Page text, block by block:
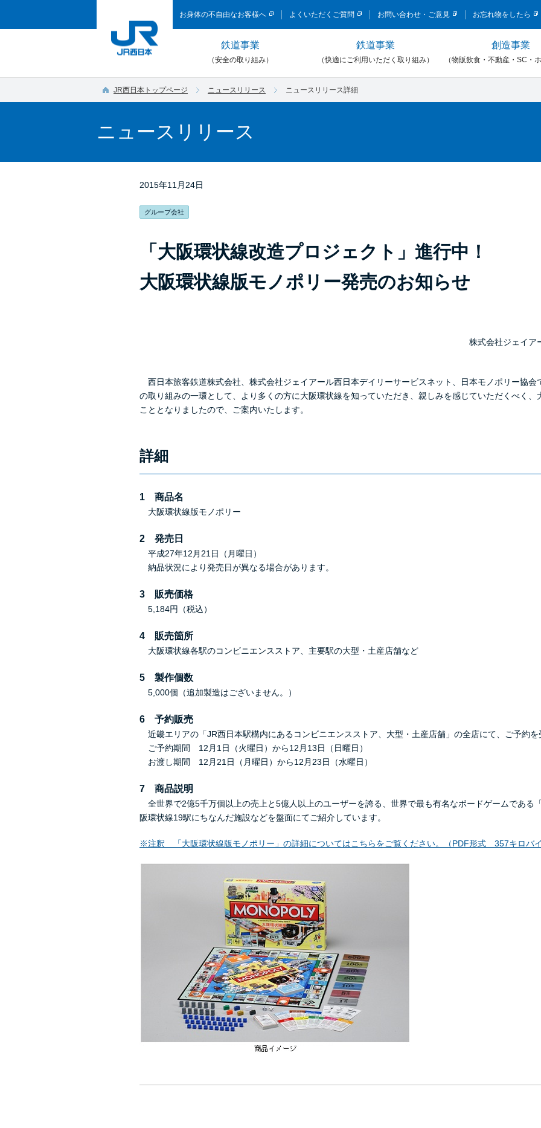
お身体の不自由なお客様へ よくいただくご質問 お問い合わせ・ご意見 お忘れ物をしたら
鉄道事業
（安全の取り組み）
鉄道事業
（快適にご利用いただく取り組み）
創造事業
（物販飲食・不動産・SC・
JR西日本トップページ ニュースリリース ニュースリリース詳細
ニュースリリース
2015年11月24日
グループ会社
「大阪環状線改造プロジェクト」進行中！
大阪環状線版モノポリー発売のお知らせ
株式会社ジェイア
西日本旅客鉄道株式会社、株式会社ジェイアール西日本デイリーサービスネット、日本モノポリー協会
の取り組みの一環として、より多くの方に大阪環状線を知っていただき、親しみを感じていただくべく
こととなりましたので、ご案内いたします。
詳細
1 商品名
大阪環状線版モノポリー
2 発売日
平成27年12月21日（月曜日）
納品状況により発売日が異なる場合があります。
3 販売価格
5,184円（税込）
4 販売箇所
大阪環状線各駅のコンビニエンスストア、主要駅の大型・土産店舗など
5 製作個数
5,000個（追加製造はございません。）
6 予約販売
近畿エリアの「JR西日本駅構内にあるコンビニエンスストア、大型・土産店舗」の全店にて、ご予約を
ご予約期間 12月1日（火曜日）から12月13日（日曜日）
お渡し期間 12月21日（月曜日）から12月23日（水曜日）
7 商品説明
全世界で2億5千万個以上の売上と5億人以上のユーザーを誇る、世界で最も有名なボードゲームである
阪環状線19駅にちなんだ施設などを盤面にてご紹介しています。
※注釈 「大阪環状線版モノポリー」の詳細についてはこちらをご覧ください。（PDF形式 357キロバ